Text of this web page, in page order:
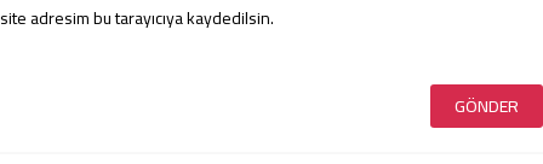
site adresim bu tarayıcıya kaydedilsin.